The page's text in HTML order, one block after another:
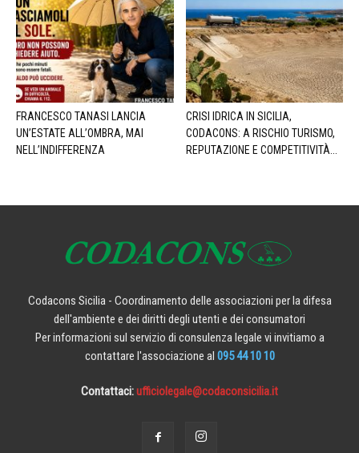
FRANCESCO TANASI LANCIA
UN’ESTATE ALL’OMBRA, MAI
NELL’INDIFFERENZA
CRISI IDRICA IN SICILIA,
CODACONS: A RISCHIO TURISMO,
REPUTAZIONE E COMPETITIVITÀ...
Codacons Sicilia - Coordinamento delle associazioni per la difesa
dell'ambiente e dei diritti degli utenti e dei consumatori
Per informazioni sul servizio di consulenza legale vi invitiamo a
contattare l'associazione al 095 44 10 10
Contattaci:ufficiolegale@codaconsicilia.it